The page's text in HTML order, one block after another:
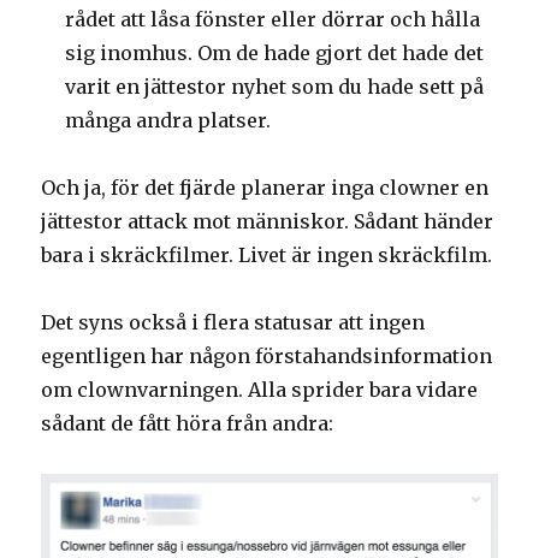
rådet att låsa fönster eller dörrar och hålla
sig inomhus. Om de hade gjort det hade det
varit en jättestor nyhet som du hade sett på
många andra platser.
Och ja, för det fjärde planerar inga clowner en
jättestor attack mot människor. Sådant händer
bara i skräckfilmer. Livet är ingen skräckfilm.
Det syns också i flera statusar att ingen
egentligen har någon förstahandsinformation
om clownvarningen. Alla sprider bara vidare
sådant de fått höra från andra: